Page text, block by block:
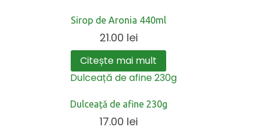
Sirop de Aronia 440ml
21.00 lei
Citește mai mult
Dulceață de afine 230g
17.00 lei